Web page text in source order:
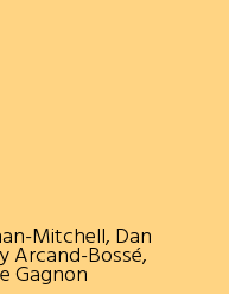
Mitchell, Dan
Arcand-Bossé,
Gagnon